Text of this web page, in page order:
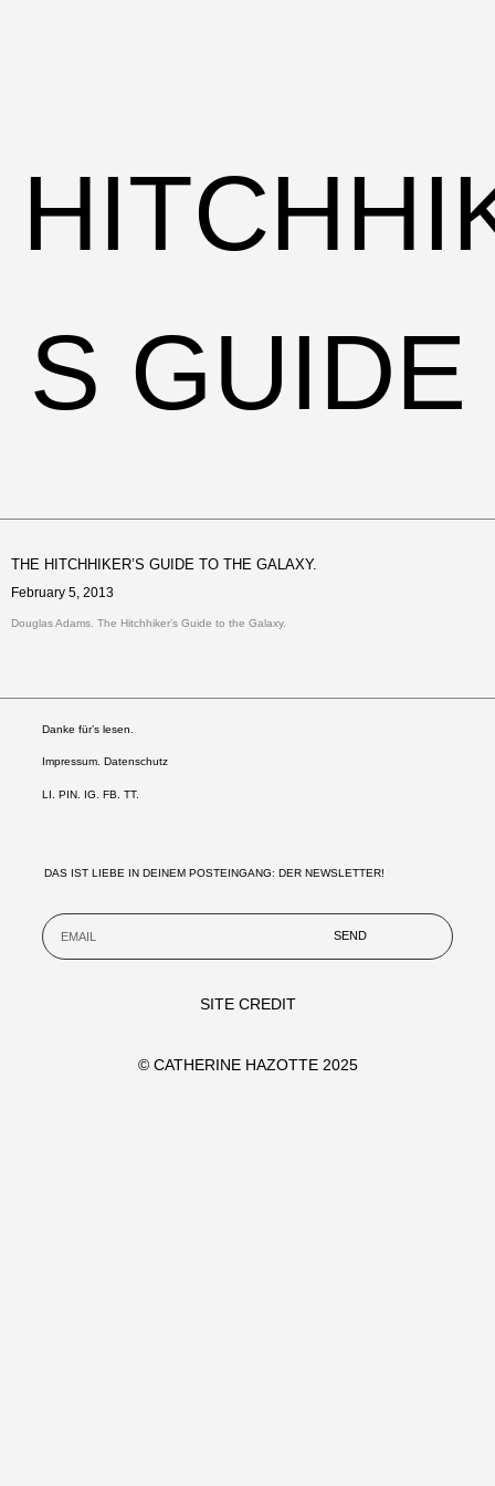
S GUIDE
THE HITCHHIKER’S GUIDE TO THE GALAXY.
February 5, 2013
Douglas Adams. The Hitchhiker’s Guide to the Galaxy.
Danke für’s lesen.
Impressum. Datenschutz
LI PIN. IG FB. TT.
DAS IST LIEBE IN DEINEM POSTEINGANG: DER NEWSLETTER!
SEND
SITE CREDIT
© CATHERINE HAZOTTE 2025